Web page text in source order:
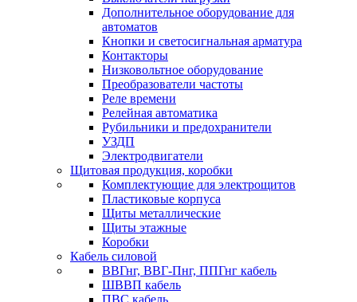
Дополнительное оборудование для
автоматов
Кнопки и светосигнальная арматура
Контакторы
Низковольтное оборудование
Преобразователи частоты
Реле времени
Релейная автоматика
Рубильники и предохранители
УЗДП
Электродвигатели
Щитовая продукция, коробки
Комплектующие для электрощитов
Пластиковые корпуса
Щиты металлические
Щиты этажные
Коробки
Кабель силовой
ВВГнг, ВВГ-Пнг, ППГнг кабель
ШВВП кабель
ПВС кабель